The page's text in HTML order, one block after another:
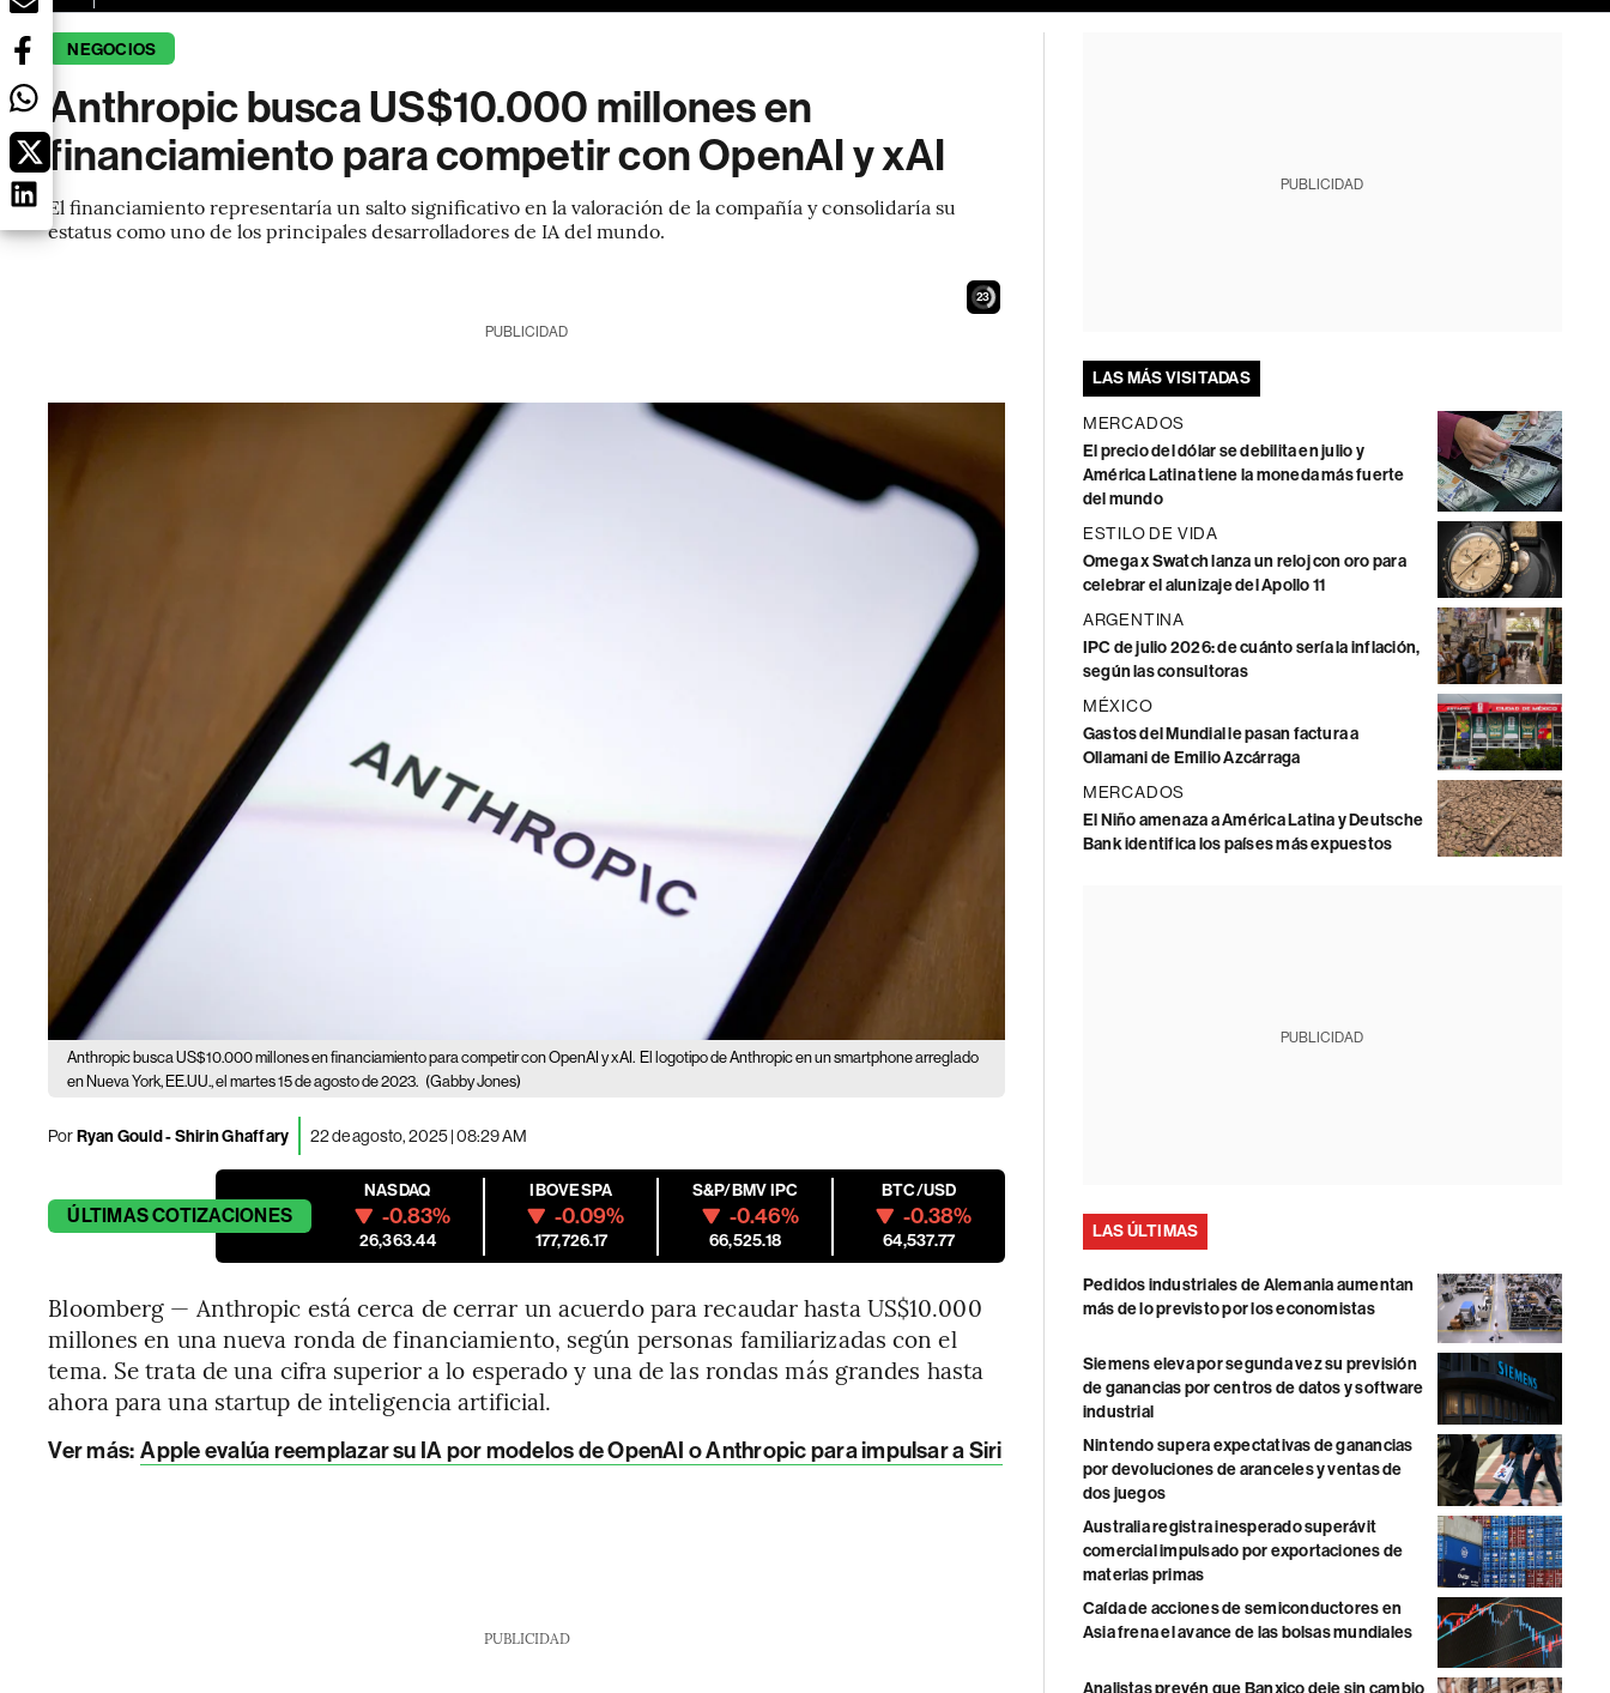
NEGOCIOS
Anthropic busca US$10.000 millones en
financiamiento para competir con OpenAI y xAI
El financiamiento representaría un salto significativo en la valoración de la compañía y consolidaría su
estatus como uno de los principales desarrolladores de IA del mundo.
22
PUBLICIDAD
Anthropic busca US$10.000 millones en financiamiento para competir con OpenAI y xAI. El logotipo de Anthropic en un smartphone arreglado
en Nueva York, EE.UU., el martes 15 de agosto de 2023. (Gabby Jones)
PorRyan Gould - Shirin Ghaffary 22 de agosto, 2025 | 08:29 AM
ÚLTIMASCOTIZACIONES
NASDAQ
-0.83%
26,363.44
IBOVESPA
-0.09%
177,726.17
S&P/BMV IPC
-0.46%
66,525.18
BTC/USD
-0.38%
64,537.77
Bloomberg — Anthropic está cerca de cerrar un acuerdo para recaudar hasta US$10.000
millones en una nueva ronda de financiamiento, según personas familiarizadas con el
tema. Se trata de una cifra superior a lo esperado y una de las rondas más grandes hasta
ahora para una startup de inteligencia artificial.
Ver más: Apple evalúa reemplazar su IA por modelos de OpenAI o Anthropic para impulsar a Siri
PUBLICIDAD
PUBLICIDAD
LAS MÁS VISITADAS
MERCADOS
El precio del dólar se debilita en julio y
América Latina tiene la moneda más fuerte
del mundo
ESTILO DE VIDA
Omega x Swatch lanza un reloj con oro para
celebrar el alunizaje del Apollo 11
ARGENTINA
IPC de julio 2026: de cuánto sería la inflación,
según las consultoras
MÉXICO
Gastos del Mundial le pasan factura a
Ollamani de Emilio Azcárraga
MERCADOS
El Niño amenaza a América Latina y Deutsche
Bank identifica los países más expuestos
PUBLICIDAD
LAS ÚLTIMAS
Pedidos industriales de Alemania aumentan
más de lo previsto por los economistas
Siemens eleva por segunda vez su previsión
de ganancias por centros de datos y software
industrial
Nintendo supera expectativas de ganancias
por devoluciones de aranceles y ventas de
dos juegos
Australia registra inesperado superávit
comercial impulsado por exportaciones de
materias primas
Caída de acciones de semiconductores en
Asia frena el avance de las bolsas mundiales
Analistas prevén que Banxico deje sin cambio